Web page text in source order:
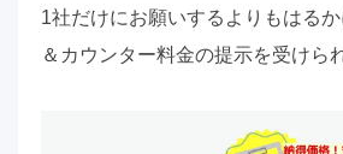
1社だけにお願いするよりもはる
＆カウンター料金の提示を受けら